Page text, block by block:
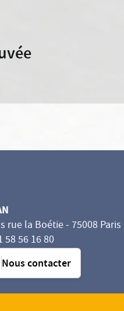
rue la Boétie - 75008 Paris
58 56 16 80
Nous contacter